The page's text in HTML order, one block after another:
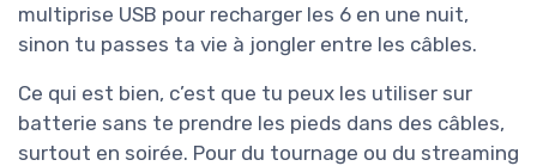
multiprise USB pour recharger les 6 en une nuit,
sinon tu passes ta vie à jongler entre les câbles.
Ce qui est bien, c’est que tu peux les utiliser sur
batterie sans te prendre les pieds dans des câbles,
surtout en soirée. Pour du tournage ou du streaming